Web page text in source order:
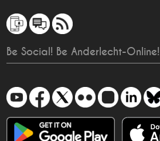
Be Social! Be Anderlecht-Online!